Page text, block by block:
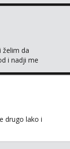
želim da
i nadji me
drugo lako i